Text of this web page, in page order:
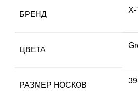
БРЕНД
X-
ЦВЕТА
РАЗМЕР НОСКОВ